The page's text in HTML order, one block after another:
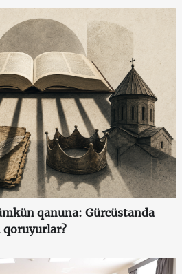
qanuna: Gürcüstanda